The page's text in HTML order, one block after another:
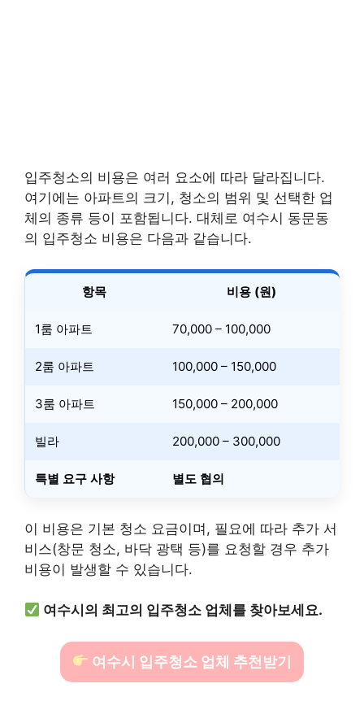
입주청소의 비용은 여러 요소에 따라 달라집니다.
여기에는 아파트의 크기, 청소의 범위 및 선택한 업
체의 종류 등이 포함됩니다. 대체로 여수시 동문동
의 입주청소 비용은 다음과 같습니다.
항목 비용 (원)
1룸 아파트 70,000 – 100,000
2룸 아파트 100,000 – 150,000
3룸 아파트 150,000 – 200,000
빌라 200,000 – 300,000
특별 요구 사항 별도 협의
이 비용은 기본 청소 요금이며, 필요에 따라 추가 서
비스(창문 청소, 바닥 광택 등)를 요청할 경우 추가
비용이 발생할 수 있습니다.
여수시의 최고의 입주청소 업체를 찾아보세요.
여수시 입주청소 업체 추천받기